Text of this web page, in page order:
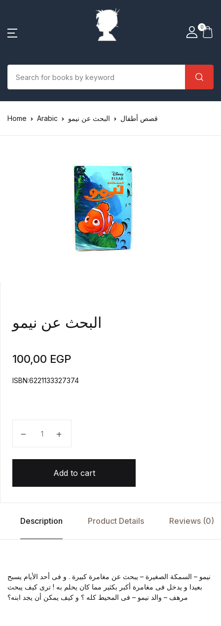
0
Home Arabic قصص أطفال البحث عن نيمو
البحث عن نيمو
100,00 EGP
ISBN:6221133327374
Add to cart
Description Product Details Reviews (0)
نيمو – السمكة الصغيرة – يبحث عن مغامرة كبيرة . و فى أحد الأيام يسبح
بعيدا و يدخل فى مغامرة أكبر بكثير مما كان يحلم به ! ترى كيف يبحث
مرهف – والد نيمو – فى المحيط كله ؟ و كيف يمكن أن يجد ابنه؟